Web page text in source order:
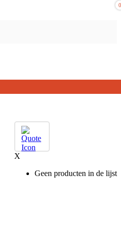
0
X
Geen producten in de lijst
0